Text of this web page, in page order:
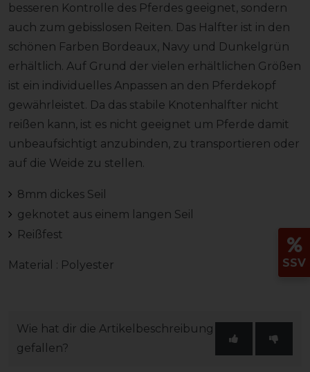
besseren Kontrolle des Pferdes geeignet, sondern
auch zum gebisslosen Reiten. Das Halfter ist in den
schönen Farben Bordeaux, Navy und Dunkelgrün
erhältlich. Auf Grund der vielen erhältlichen Größen
ist ein individuelles Anpassen an den Pferdekopf
gewährleistet. Da das stabile Knotenhalfter nicht
reißen kann, ist es nicht geeignet um Pferde damit
unbeaufsichtigt anzubinden, zu transportieren oder
auf die Weide zu stellen.
8mm dickes Seil
geknotet aus einem langen Seil
Reißfest
Material : Polyester
Wie hat dir die Artikelbeschreibung
gefallen?
SSV